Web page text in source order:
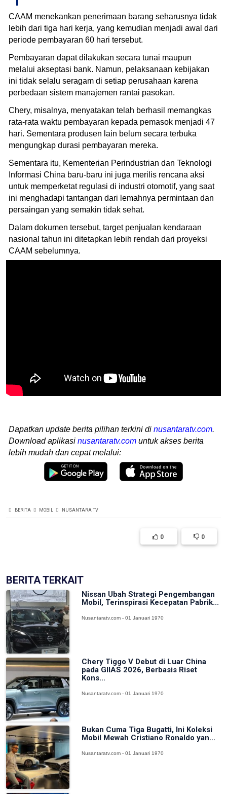
CAAM menekankan penerimaan barang seharusnya tidak
lebih dari tiga hari kerja, yang kemudian menjadi awal dari
periode pembayaran 60 hari tersebut.
Pembayaran dapat dilakukan secara tunai maupun
melalui akseptasi bank. Namun, pelaksanaan kebijakan
ini tidak selalu seragam di setiap perusahaan karena
perbedaan sistem manajemen rantai pasokan.
Chery, misalnya, menyatakan telah berhasil memangkas
rata-rata waktu pembayaran kepada pemasok menjadi 47
hari. Sementara produsen lain belum secara terbuka
mengungkap durasi pembayaran mereka.
Sementara itu, Kementerian Perindustrian dan Teknologi
Informasi China baru-baru ini juga merilis rencana aksi
untuk memperketat regulasi di industri otomotif, yang saat
ini menghadapi tantangan dari lemahnya permintaan dan
persaingan yang semakin tidak sehat.
Dalam dokumen tersebut, target penjualan kendaraan
nasional tahun ini ditetapkan lebih rendah dari proyeksi
CAAM sebelumnya.
Dapatkan update berita pilihan terkini di nusantaratv.com.
Download aplikasi nusantaratv.com untuk akses berita
lebih mudah dan cepat melalui:
BERITA MOBIL NUSANTARA TV
0 0
BERITA TERKAIT
Nissan Ubah Strategi Pengembangan
Mobil, Terinspirasi Kecepatan Pabrik...
Nusantaratv.com - 01 Januari 1970
Chery Tiggo V Debut di Luar China
pada GIIAS 2026, Berbasis Riset
Kons...
Nusantaratv.com - 01 Januari 1970
Bukan Cuma Tiga Bugatti, Ini Koleksi
Mobil Mewah Cristiano Ronaldo yan...
Nusantaratv.com - 01 Januari 1970